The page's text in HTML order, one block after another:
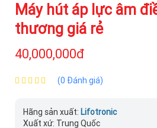
Máy hút áp lực âm
thương giá rẻ
40,000,000đ
(0 Đánh giá)
Hãng sản xuất: Lifotronic
Xuất xứ: Trung Quốc